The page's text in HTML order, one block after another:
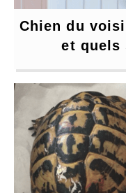
Chien du
et quels